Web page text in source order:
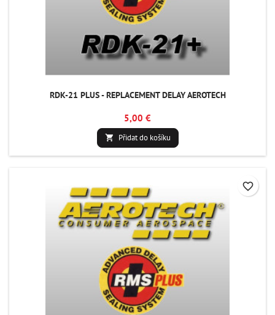
RDK-21 PLUS - REPLACEMENT DELAY AEROTECH
5,00 €
 Přidat do košíku
favorite_border